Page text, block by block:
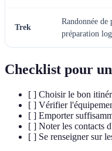
Trek
Randonnée
préparation
Checklist pour
[ ] Choisir le bon
[ ] Vérifier
[ ] Emporter
[ ] Noter les contacts
[ ] Se renseigner sur